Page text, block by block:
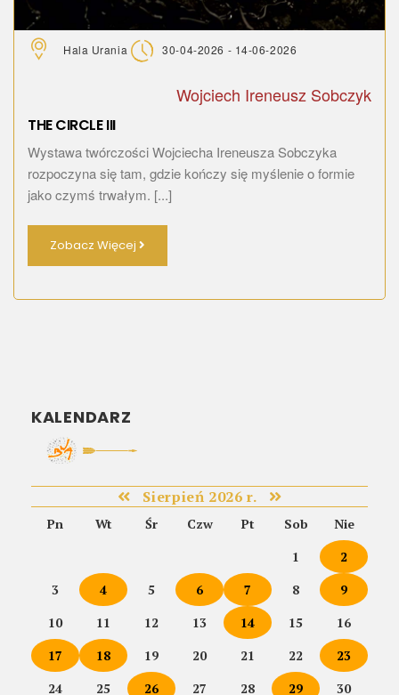
Hala Urania 30-04-2026 - 14-06-2026
Wojciech Ireneusz Sobczyk
THE CIRCLE III
Wystawa twórczości Wojciecha Ireneusza Sobczyka
rozpoczyna się tam, gdzie kończy się myślenie o formie
jako czymś trwałym. [...]
Zobacz Więcej
KALENDARZ
Sierpień 2026 r.
Pn Wt Śr Czw Pt Sob
Nie
1
2
3
4 5 6 7 8
9
10
11 12 13 14 15
16
17
18 19 20 21 22
23
24
25 26 27 28 29 30